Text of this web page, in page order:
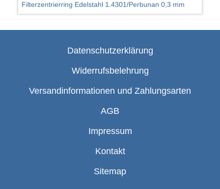
Filterzentrierring Edelstahl 1.4301/Perbunan 0,3 mm
Datenschutzerklärung
Widerrufsbelehrung
Versandinformationen und Zahlungsarten
AGB
Impressum
Kontakt
Sitemap